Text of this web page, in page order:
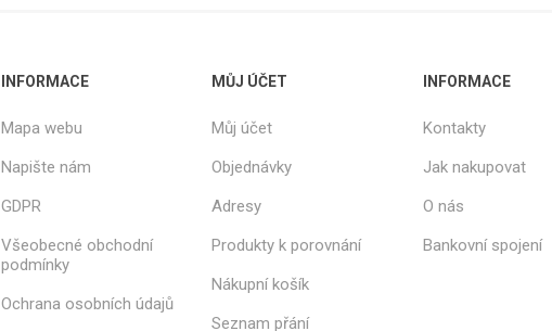
INFORMACE
Mapa webu
Napište nám
GDPR
Všeobecné obchodní
podmínky
Ochrana osobních údajů
MŮJ ÚČET
Můj účet
Objednávky
Adresy
Produkty k porovnání
Nákupní košík
Seznam přání
INFORMACE
Kontakty
Jak nakupovat
O nás
Bankovní spojení